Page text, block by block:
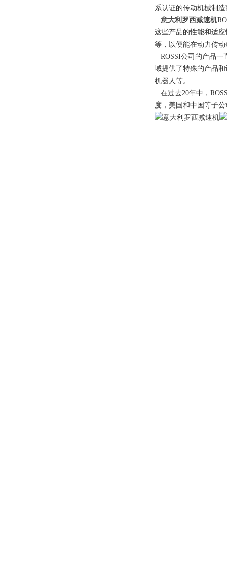
系认证的传动机械制
意大利罗西减速机
这些产品的性能和适
等，以便能在动力传
ROSSI公司的产品一
域提供了特殊的产品
机器人等。
在过去20年中，
度，美国和中国等子